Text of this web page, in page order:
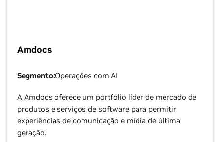
Amdocs
Segmento:Operações com AI
A Amdocs oferece um portfólio líder de mercado de
produtos e serviços de software para permitir
experiências de comunicação e mídia de última
geração.